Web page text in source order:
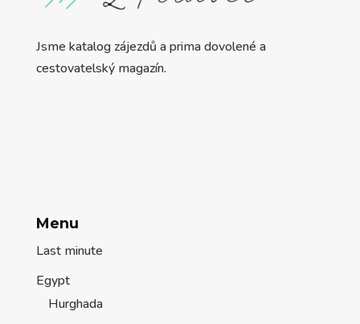
Jsme katalog zájezdů a prima dovolené a
cestovatelský magazín.
Menu
Last minute
Egypt
Hurghada